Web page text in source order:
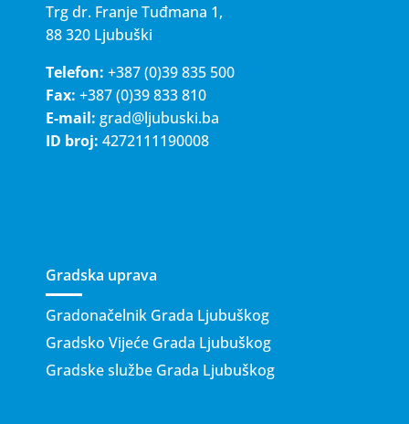
Trg dr. Franje Tuđmana 1,
88 320 Ljubuški
Telefon: +387 (0)39 835 500
Fax: +387 (0)39 833 810
E-mail: grad@ljubuski.ba
ID broj: 4272111190008
Gradska uprava
Gradonačelnik Grada Ljubuškog
Gradsko Vijeće Grada Ljubuškog
Gradske službe Grada Ljubuškog